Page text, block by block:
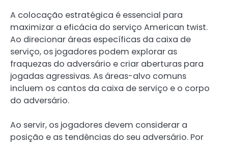
A colocação estratégica é essencial para
maximizar a eficácia do serviço American twist.
Ao direcionar áreas específicas da caixa de
serviço, os jogadores podem explorar as
fraquezas do adversário e criar aberturas para
jogadas agressivas. As áreas-alvo comuns
incluem os cantos da caixa de serviço e o corpo
do adversário.
Ao servir, os jogadores devem considerar a
posição e as tendências do seu adversário. Por